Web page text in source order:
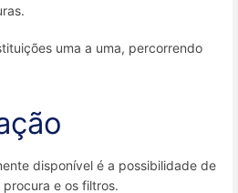
uma a uma, percorrendo
disponível é a possibilidade de
e os filtros.